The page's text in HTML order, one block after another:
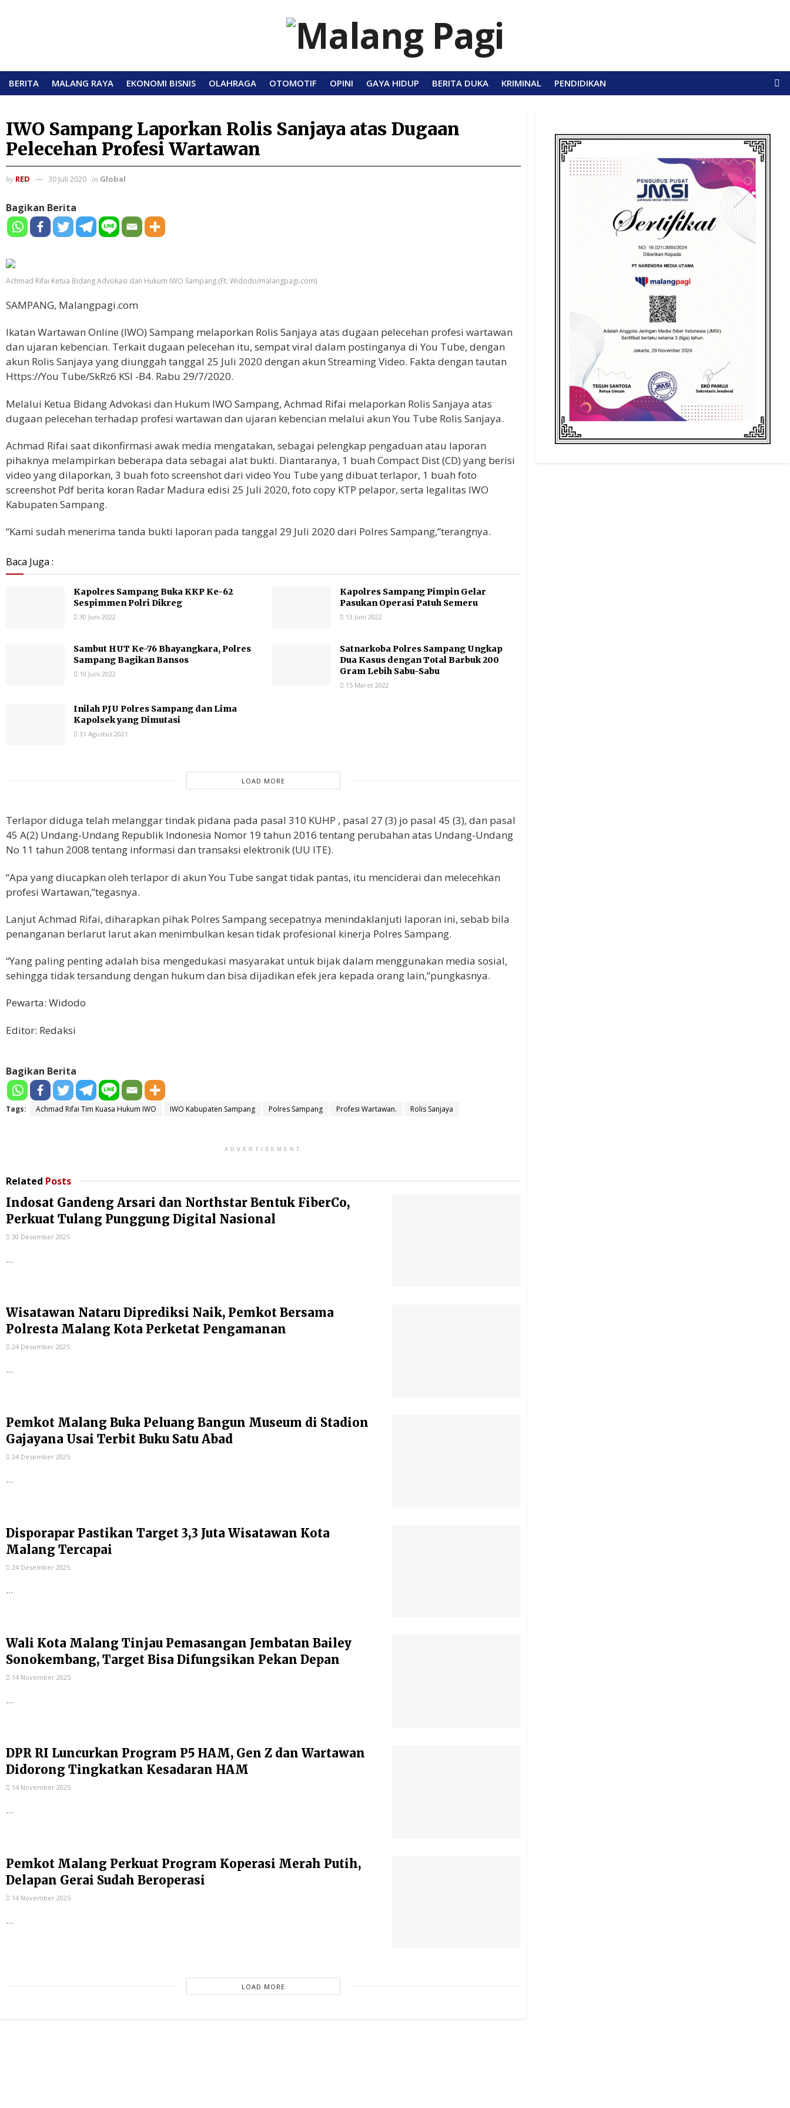
BERITA MALANG RAYA EKONOMI BISNIS OLAHRAGA OTOMOTIF OPINI GAYA HIDUP BERITA DUKA KRIMINAL PENDIDIKAN
IWO Sampang Laporkan Rolis Sanjaya atas Dugaan
Pelecehan Profesi Wartawan
by RED 30 Juli 2020 in Global
Bagikan Berita
Achmad Rifai Ketua Bidang Advokasi dan Hukum IWO Sampang.(Ft: Widodo/malangpagi.com)
SAMPANG, Malangpagi.com
Ikatan Wartawan Online (IWO) Sampang melaporkan Rolis Sanjaya atas dugaan pelecehan profesi wartawan
dan ujaran kebencian. Terkait dugaan pelecehan itu, sempat viral dalam postinganya di You Tube, dengan
akun Rolis Sanjaya yang diunggah tanggal 25 Juli 2020 dengan akun Streaming Video. Fakta dengan tautan
Https://You Tube/SkRz6 KSI -B4. Rabu 29/7/2020.
Melalui Ketua Bidang Advokasi dan Hukum IWO Sampang, Achmad Rifai melaporkan Rolis Sanjaya atas
dugaan pelecehan terhadap profesi wartawan dan ujaran kebencian melalui akun You Tube Rolis Sanjaya.
Achmad Rifai saat dikonfirmasi awak media mengatakan, sebagai pelengkap pengaduan atau laporan
pihaknya melampirkan beberapa data sebagai alat bukti. Diantaranya, 1 buah Compact Dist (CD) yang berisi
video yang dilaporkan, 3 buah foto screenshot dari video You Tube yang dibuat terlapor, 1 buah foto
screenshot Pdf berita koran Radar Madura edisi 25 Juli 2020, foto copy KTP pelapor, serta legalitas IWO
Kabupaten Sampang.
“Kami sudah menerima tanda bukti laporan pada tanggal 29 Juli 2020 dari Polres Sampang,”terangnya.
Baca Juga :
Kapolres Sampang Buka KKP Ke-62
Sespimmen Polri Dikreg
30 Juni 2022
Kapolres Sampang Pimpin Gelar
Pasukan Operasi Patuh Semeru
13 Juni 2022
Sambut HUT Ke-76 Bhayangkara, Polres
Sampang Bagikan Bansos
10 Juni 2022
Satnarkoba Polres Sampang Ungkap
Dua Kasus dengan Total Barbuk 200
Gram Lebih Sabu-Sabu
15 Maret 2022
Inilah PJU Polres Sampang dan Lima
Kapolsek yang Dimutasi
31 Agustus 2021
LOAD MORE
Terlapor diduga telah melanggar tindak pidana pada pasal 310 KUHP , pasal 27 (3) jo pasal 45 (3), dan pasal
45 A(2) Undang-Undang Republik Indonesia Nomor 19 tahun 2016 tentang perubahan atas Undang-Undang
No 11 tahun 2008 tentang informasi dan transaksi elektronik (UU ITE).
“Apa yang diucapkan oleh terlapor di akun You Tube sangat tidak pantas, itu menciderai dan melecehkan
profesi Wartawan,”tegasnya.
Lanjut Achmad Rifai, diharapkan pihak Polres Sampang secepatnya menindaklanjuti laporan ini, sebab bila
penanganan berlarut larut akan menimbulkan kesan tidak profesional kinerja Polres Sampang.
“Yang paling penting adalah bisa mengedukasi masyarakat untuk bijak dalam menggunakan media sosial,
sehingga tidak tersandung dengan hukum dan bisa dijadikan efek jera kepada orang lain,”pungkasnya.
Pewarta: Widodo
Editor: Redaksi
Bagikan Berita
Tags: Achmad Rifai Tim Kuasa Hukum IWO IWO Kabupaten Sampang Polres Sampang Profesi Wartawan. Rolis Sanjaya
ADVERTISEMENT
Related Posts
Indosat Gandeng Arsari dan Northstar Bentuk FiberCo,
Perkuat Tulang Punggung Digital Nasional
30 Desember 2025
...
Wisatawan Nataru Diprediksi Naik, Pemkot Bersama
Polresta Malang Kota Perketat Pengamanan
24 Desember 2025
...
Pemkot Malang Buka Peluang Bangun Museum di Stadion
Gajayana Usai Terbit Buku Satu Abad
24 Desember 2025
...
Disporapar Pastikan Target 3,3 Juta Wisatawan Kota
Malang Tercapai
24 Desember 2025
...
Wali Kota Malang Tinjau Pemasangan Jembatan Bailey
Sonokembang, Target Bisa Difungsikan Pekan Depan
14 November 2025
...
DPR RI Luncurkan Program P5 HAM, Gen Z dan Wartawan
Didorong Tingkatkan Kesadaran HAM
14 November 2025
...
Pemkot Malang Perkuat Program Koperasi Merah Putih,
Delapan Gerai Sudah Beroperasi
14 November 2025
...
LOAD MORE